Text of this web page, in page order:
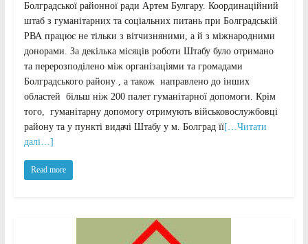
Болградської районної ради Артем Булгару. Координаційний
штаб з гуманітарних та соціальних питань при Болградській
РВА працює не тільки з вітчизняними, а й з міжнародними
донорами. За декілька місяців роботи Штабу було отримано
та перерозподілено між організаціями та громадами
Болградського району , а також направлено до інших
областей більш ніж 200 палет гуманітарної допомоги. Крім
того, гуманітарну допомогу отримують військовослужбовці
району та у пункті видачі Штабу у м. Болград її[…Читати
далі…]
Read more